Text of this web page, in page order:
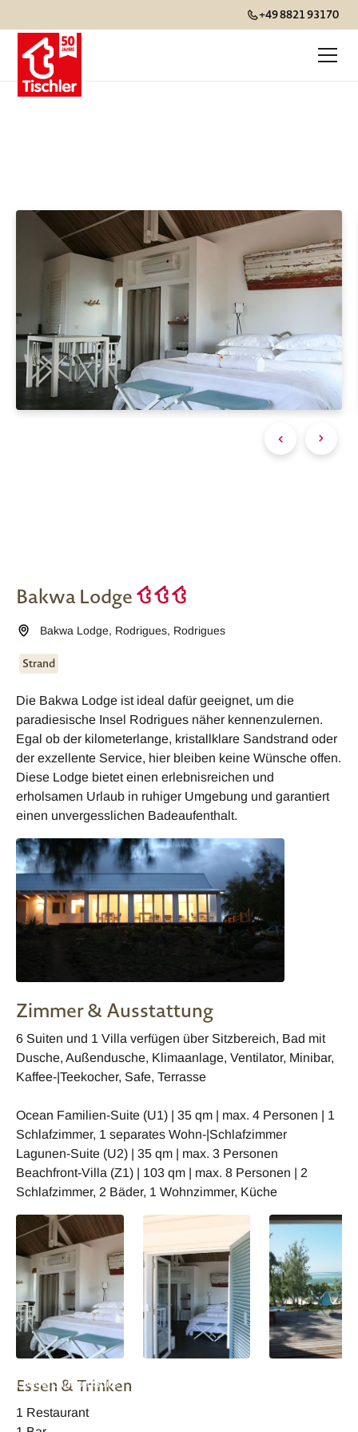
+49 8821 93170
Bakwa Lodge
Bakwa Lodge, Rodrigues, Rodrigues
Strand
Die Bakwa Lodge ist ideal dafür geeignet, um die
paradiesische Insel Rodrigues näher kennenzulernen.
Egal ob der kilometerlange, kristallklare Sandstrand oder
der exzellente Service, hier bleiben keine Wünsche offen.
Diese Lodge bietet einen erlebnisreichen und
erholsamen Urlaub in ruhiger Umgebung und garantiert
einen unvergesslichen Badeaufenthalt.
Zimmer & Ausstattung
6 Suiten und 1 Villa verfügen über Sitzbereich, Bad mit
Dusche, Außendusche, Klimaanlage, Ventilator, Minibar,
Kaffee-|Teekocher, Safe, Terrasse
Ocean Familien-Suite (U1) | 35 qm | max. 4 Personen | 1
Schlafzimmer, 1 separates Wohn-|Schlafzimmer
Lagunen-Suite (U2) | 35 qm | max. 3 Personen
Beachfront-Villa (Z1) | 103 qm | max. 8 Personen | 2
Schlafzimmer, 2 Bäder, 1 Wohnzimmer, Küche
Lodge Lagoon Suite
Essen & Trinken
1 Restaurant